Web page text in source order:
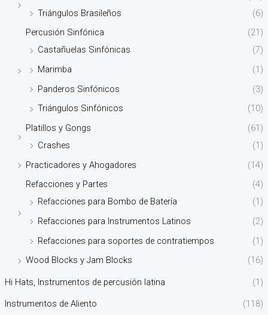
Triángulos Brasileños
(6)
Percusión Sinfónica
(21)
Castañuelas Sinfónicas
(7)
Marimba
(1)
Panderos Sinfónicos
(3)
Triángulos Sinfónicos
(10)
Platillos y Gongs
(61)
Crashes
(1)
Practicadores y Ahogadores
(14)
Refacciones y Partes
(4)
Refacciones para Bombo de Batería
(1)
Refacciones para Instrumentos Latinos
(2)
Refacciones para soportes de contratiempos
(1)
Wood Blocks y Jam Blocks
(16)
Hi Hats, Instrumentos de percusión latina (1)
Instrumentos de Aliento
(118)